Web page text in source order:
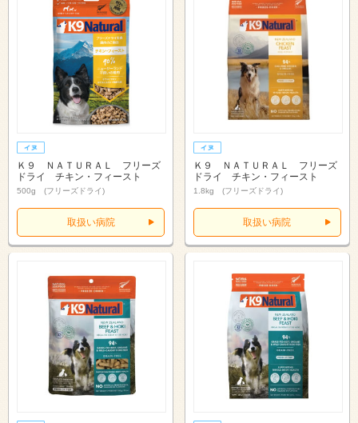
Ｋ９ ＮＡＴＵＲＡＬ フリーズ
ドライ チキン・フィースト
500g (フリーズドライ)
取扱い病院
Ｋ９ ＮＡＴＵＲＡＬ フリーズ
ドライ チキン・フィースト
1.8kg (フリーズドライ)
取扱い病院